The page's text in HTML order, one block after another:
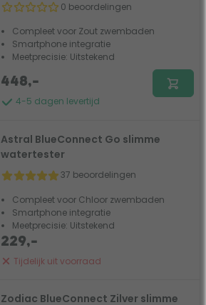
0 beoordelingen
Compleet voor Zout zwembaden
Smartphone integratie
Meetprecisie: Uitstekend
4-5 dagen levertijd
448,-
Astral BlueConnect Go slimme
watertester
37 beoordelingen
Compleet voor Chloor zwembaden
Smartphone integratie
Meetprecisie: Uitstekend
Tijdelijk uit voorraad
229,-
Zodiac BlueConnect Zilver slimme